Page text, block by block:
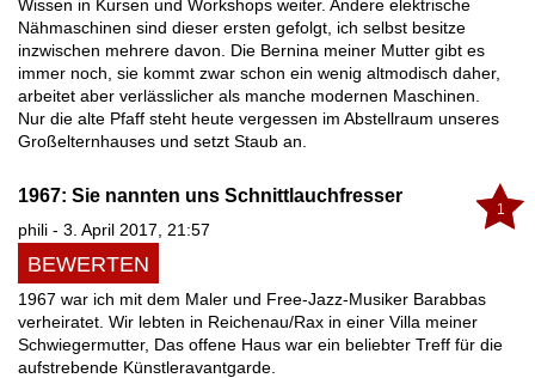
Wissen in Kursen und Workshops weiter. Andere elektrische
Nähmaschinen sind dieser ersten gefolgt, ich selbst besitze
inzwischen mehrere davon. Die Bernina meiner Mutter gibt es
immer noch, sie kommt zwar schon ein wenig altmodisch daher,
arbeitet aber verlässlicher als manche modernen Maschinen.
Nur die alte Pfaff steht heute vergessen im Abstellraum unseres
Großelternhauses und setzt Staub an.
1
1967: Sie nannten uns Schnittlauchfresser
phili - 3. April 2017, 21:57
BEWERTEN
1967 war ich mit dem Maler und Free-Jazz-Musiker Barabbas
verheiratet. Wir lebten in Reichenau/Rax in einer Villa meiner
Schwiegermutter, Das offene Haus war ein beliebter Treff für die
aufstrebende Künstleravantgarde.